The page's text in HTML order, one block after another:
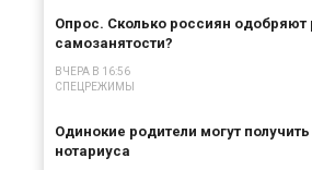
Опрос. Сколько россиян
самозанятости?
ВЧЕРА В 16:56
СПЕЦРЕЖИМЫ
Одинокие родители могут
нотариуса